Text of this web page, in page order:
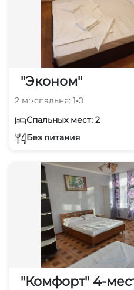
"Эконом"
2 м²•спальня: 1•0
Спальных мест: 2
Без питания
"Комфорт" 4-